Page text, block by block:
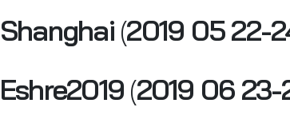
Shanghai(2019 05 22-
Eshre2019 (2019 06 23-